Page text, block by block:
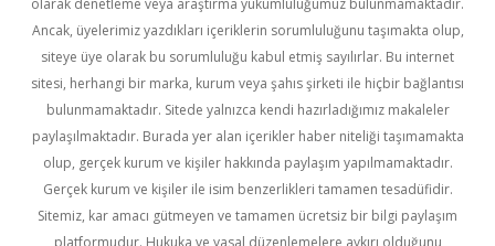
olarak denetleme veya araştırma yükümlülüğümüz bulunmamaktadır.
Ancak, üyelerimiz yazdıkları içeriklerin sorumluluğunu taşımakta olup,
siteye üye olarak bu sorumluluğu kabul etmiş sayılırlar. Bu internet
sitesi, herhangi bir marka, kurum veya şahıs şirketi ile hiçbir bağlantısı
bulunmamaktadır. Sitede yalnızca kendi hazırladığımız makaleler
paylaşılmaktadır. Burada yer alan içerikler haber niteliği taşımamakta
olup, gerçek kurum ve kişiler hakkında paylaşım yapılmamaktadır.
Gerçek kurum ve kişiler ile isim benzerlikleri tamamen tesadüfidir.
Sitemiz, kar amacı gütmeyen ve tamamen ücretsiz bir bilgi paylaşım
platformudur. Hukuka ve yasal düzenlemelere aykırı olduğunu